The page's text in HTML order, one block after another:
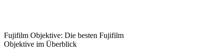
Fujifilm Objektive: Die besten Fujifilm
Objektive im Überblick